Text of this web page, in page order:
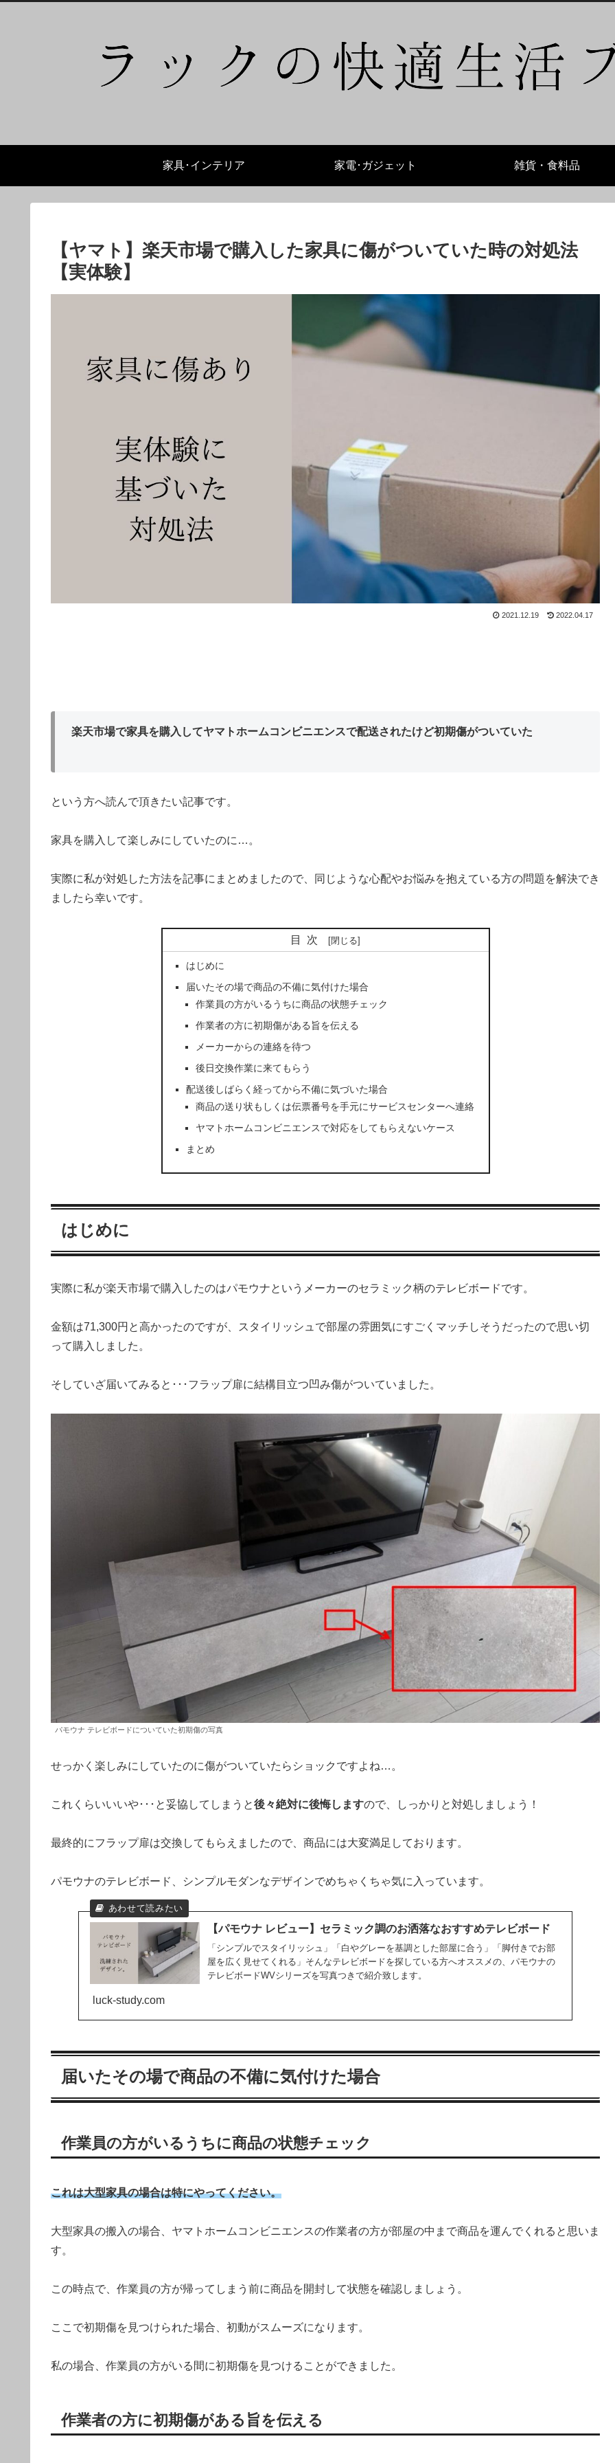
家具･インテリア 家電･ガジェット 雑貨・食料品
【ヤマト】楽天市場で購入した家具に傷がついていた時の対処法
【実体験】
2021.12.19 2022.04.17
楽天市場で家具を購入してヤマトホームコンビニエンスで配送されたけど初期傷がついていた
という方へ読んで頂きたい記事です。
家具を購入して楽しみにしていたのに…。
実際に私が対処した方法を記事にまとめましたので、同じような心配やお悩みを抱えている方の問題を解決でき
ましたら幸いです。
目次
はじめに
届いたその場で商品の不備に気付けた場合
作業員の方がいるうちに商品の状態チェック
作業者の方に初期傷がある旨を伝える
メーカーからの連絡を待つ
後日交換作業に来てもらう
配送後しばらく経ってから不備に気づいた場合
商品の送り状もしくは伝票番号を手元にサービスセンターへ連絡
ヤマトホームコンビニエンスで対応をしてもらえないケース
まとめ
はじめに
実際に私が楽天市場で購入したのはパモウナというメーカーのセラミック柄のテレビボードです。
金額は71,300円と高かったのですが、スタイリッシュで部屋の雰囲気にすごくマッチしそうだったので思い切
って購入しました。
そしていざ届いてみると･･･フラップ扉に結構目立つ凹み傷がついていました。
パモウナ テレビボードについていた初期傷の写真
せっかく楽しみにしていたのに傷がついていたらショックですよね…。
これくらいいいや･･･と妥協してしまうと後々絶対に後悔しますので、しっかりと対処しましょう！
最終的にフラップ扉は交換してもらえましたので、商品には大変満足しております。
パモウナのテレビボード、シンプルモダンなデザインでめちゃくちゃ気に入っています。
【パモウナ レビュー】セラミック調のお洒落なおすすめテレビボード
「シンプルでスタイリッシュ」「白やグレーを基調とした部屋に合う」「脚付きでお部
屋を広く見せてくれる」そんなテレビボードを探している方へオススメの、パモウナの
テレビボードWVシリーズを写真つきで紹介致します。
luck-study.com
届いたその場で商品の不備に気付けた場合
作業員の方がいるうちに商品の状態チェック
これは大型家具の場合は特にやってください。
大型家具の搬入の場合、ヤマトホームコンビニエンスの作業者の方が部屋の中まで商品を運んでくれると思いま
す。
この時点で、作業員の方が帰ってしまう前に商品を開封して状態を確認しましょう。
ここで初期傷を見つけられた場合、初動がスムーズになります。
私の場合、作業員の方がいる間に初期傷を見つけることができました。
作業者の方に初期傷がある旨を伝える